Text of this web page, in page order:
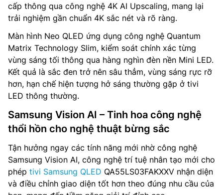
cấp thông qua công nghệ 4K AI Upscaling, mang lại
trải nghiệm gần chuẩn 4K sắc nét và rõ ràng.
Màn hình Neo QLED ứng dụng công nghệ Quantum
Matrix Technology Slim, kiểm soát chính xác từng
vùng sáng tối thông qua hàng nghìn đèn nền Mini LED.
Kết quả là sắc đen trở nên sâu thẳm, vùng sáng rực rỡ
hơn, hạn chế hiện tượng hở sáng thường gặp ở tivi
LED thông thường.
Samsung Vision AI – Tinh hoa công nghệ
thổi hồn cho nghệ thuật bừng sắc
Tận hưởng ngay các tính năng mới nhờ công nghệ
Samsung Vision AI, công nghệ trí tuệ nhân tạo mới cho
phép tivi Samsung QLED QA55LS03FAKXXV nhận diện
và điều chỉnh giao diện tốt hơn theo đúng nhu cầu của